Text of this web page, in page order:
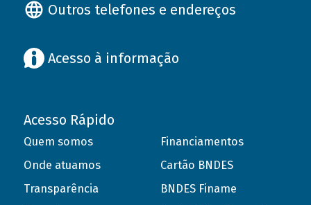
Outros telefones e endereços
Acesso à informação
Acesso Rápido
Quem somos
Onde atuamos
Transparência
Financiamentos
Cartão BNDES
BNDES Finame